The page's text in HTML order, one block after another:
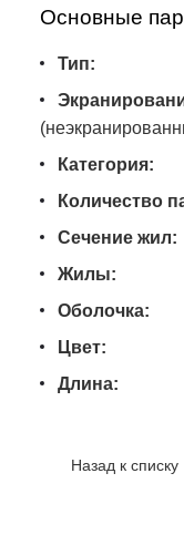
Основные
Тип:
Категория:
Количество
Сечение жил:
Жилы:
Оболочка:
Цвет:
Длина:
Назад к списку